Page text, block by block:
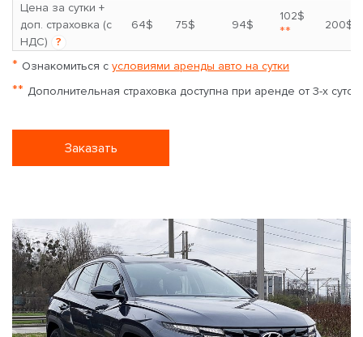
Цена за сутки +
доп. страховка (с
НДС)
?
64$ 75$ 94$
102$
** 200$
* Ознакомиться с условиями аренды авто на сутки
** Дополнительная страховка доступна при аренде от 3-х суток
Заказать